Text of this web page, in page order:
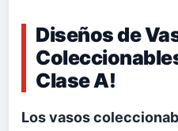
Diseños de
Clase A!
Los vasos